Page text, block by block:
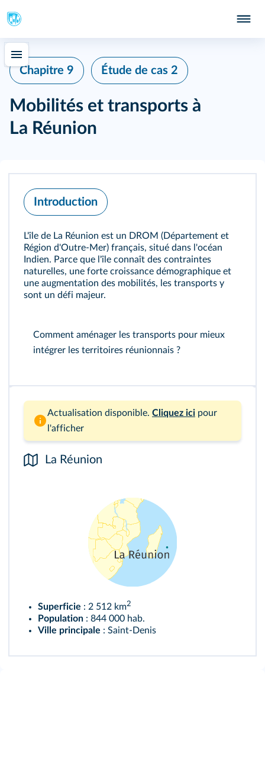
Chapitre 9 Étude de cas 2
Mobilités et transports à
La Réunion
Introduction
L'île de La Réunion est un DROM (Département et
Région d'Outre‑Mer) français, situé dans l'océan
Indien. Parce que l'île connaît des contraintes
naturelles, une forte croissance démographique et
une augmentation des mobilités, les transports y
sont un défi majeur.
Comment aménager les transports pour mieux
intégrer les territoires réunionnais ?
Actualisation disponible. Cliquez ici pour
l'afficher
La Réunion
Superficie : 2 512 km2
Population : 844 000 hab.
Ville principale : Saint‑Denis